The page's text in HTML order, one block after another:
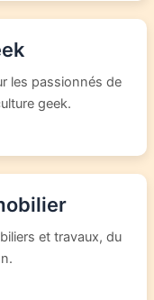
les passionnés de
geek.
et travaux, du